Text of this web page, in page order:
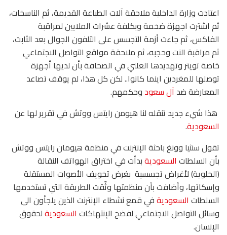
اعتادت وزارة الداخلية ملاحقة آلات الطباعة القديمة، ثم الناسخات،
ثم اشترت اجهزة ضخمة وبكلفة عشرات الملايين لمراقبة
الفاكس، ثم جاءت أزمة التجسس على التلفون الجوال بعد الثابت،
ثم مراقبة النت وحجبه، ثم ملاحقة مواقع التواصل الاجتماعي
خاصة تويتر وتهديدها العلني في الصحافة بأن لديها أجهزة
توصلها للمغردين اينما كانوا.. لكن كل هذا، لم يوقف تصاعد
المعارضة ضد آل سعود وحكمهم.
هذا شيء جديد تنقله لنا هيومن رايتس ووتش في تقرير لها عن
السعودية.
تقول سنثيا وونغ باحثة الإنترنت في منظمة هيومان رايتس ووتش
بأن السلطات السعوديةبدأت في اختراق الهواتف النقالة
(الخلوية) لأغراض تجسسية بغرض تخويف الأصوات المستقلة
وإسكاتها، وأضافت بأن منظمتها وثّقت الطريقة التي تستخدمها
السلطات السعوديةفي قمع نشطاء الإنترنت الذين يلجأون الى
وسائل التواصل الاجتماعي لفضح الإنتهاكات السعوديةلحقوق
الإنسان.